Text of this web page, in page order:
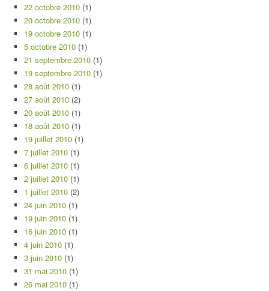
22 octobre 2010 (1)
20 octobre 2010 (1)
19 octobre 2010 (1)
5 octobre 2010 (1)
21 septembre 2010 (1)
19 septembre 2010 (1)
28 août 2010 (1)
27 août 2010 (2)
20 août 2010 (1)
18 août 2010 (1)
19 juillet 2010 (1)
7 juillet 2010 (1)
6 juillet 2010 (1)
2 juillet 2010 (1)
1 juillet 2010 (2)
24 juin 2010 (1)
19 juin 2010 (1)
16 juin 2010 (1)
4 juin 2010 (1)
3 juin 2010 (1)
31 mai 2010 (1)
26 mai 2010 (1)